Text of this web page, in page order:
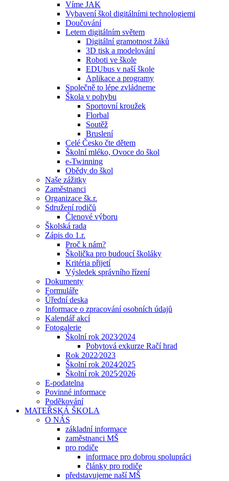
Víme JAK
Vybavení škol digitálními technologiemi
Doučování
Letem digitálním světem
Digitální gramotnost žáků
3D tisk a modelování
Roboti ve škole
EDUbus v naší škole
Aplikace a programy
Společně to lépe zvládneme
Škola v pohybu
Sportovní kroužek
Florbal
Soutěž
Bruslení
Celé Česko čte dětem
Školní mléko, Ovoce do škol
e-Twinning
Obědy do škol
Naše zážitky
Zaměstnanci
Organizace šk.r.
Sdružení rodičů
Členové výboru
Školská rada
Zápis do 1.r.
Proč k nám?
Školička pro budoucí školáky
Kritéria přijetí
Výsledek správního řízení
Dokumenty
Formuláře
Úřední deska
Informace o zpracování osobních údajů
Kalendář akcí
Fotogalerie
Školní rok 2023⁄2024
Pobytová exkurze Račí hrad
Rok 2022⁄2023
Školní rok 2024⁄2025
Školní rok 2025⁄2026
E-podatelna
Povinné informace
Poděkování
MATEŘSKÁ ŠKOLA
O NÁS
základní informace
zaměstnanci MŠ
pro rodiče
informace pro dobrou spolupráci
články pro rodiče
představujeme naší MŠ